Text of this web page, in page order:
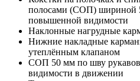
полосами (СОП) шириной
повышенной видимости
Наклонные нагрудные
Нижние накладные
утеплённым клапаном
СОП 50 мм по шву рукавов
видимости в движении